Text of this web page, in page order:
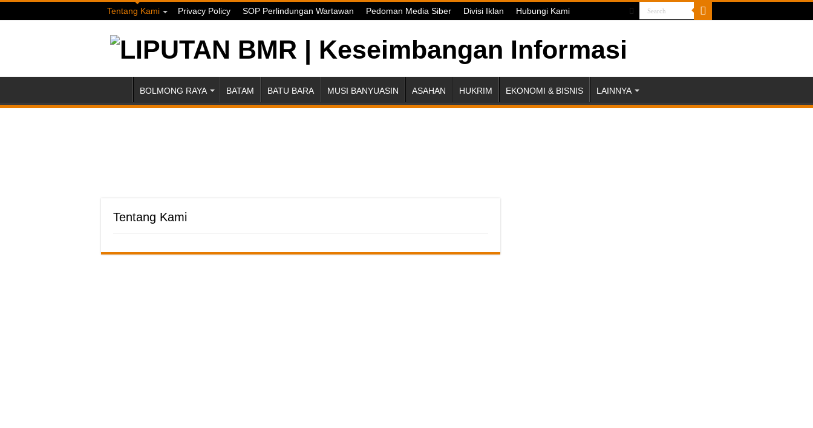
Tentang Kami Privacy Policy SOP Perlindungan Wartawan Pedoman Media Siber Divisi Iklan Hubungi Kami
BOLMONG RAYA BATAM BATU BARA MUSI BANYUASIN ASAHAN HUKRIM EKONOMI & BISNIS LAINNYA
Tentang Kami